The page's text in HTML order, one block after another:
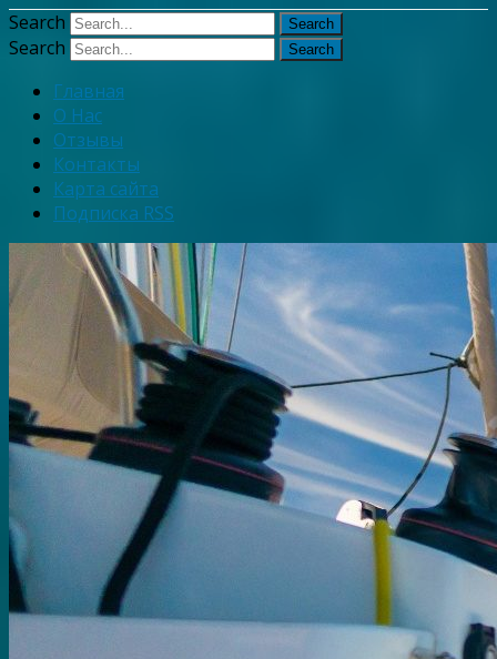
Search
Search
Главная
О Нас
Отзывы
Контакты
Карта сайта
Подписка RSS
Узнать больше. Хорошо,